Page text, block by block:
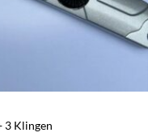
3 Klingen